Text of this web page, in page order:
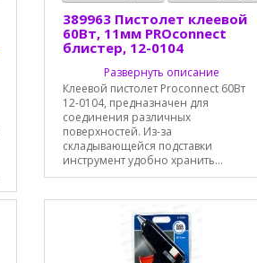
389963 Пистолет клеевой
60Вт, 11мм PROconnect
блистер, 12-0104
Развернуть описание
Клеевой пистолет Proconnect 60Вт
12-0104, предназначен для
соединения различных
поверхностей. Из-за
складывающейся подставки
инструмент удобно хранить...